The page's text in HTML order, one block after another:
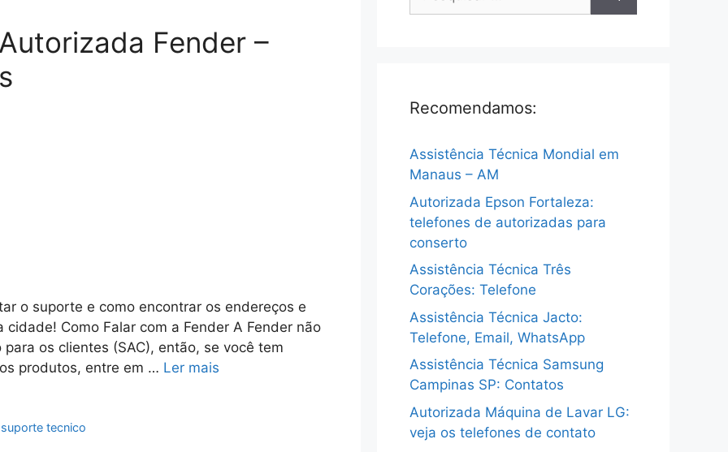
Fender –
o suporte e como encontrar os endereços e
Como Falar com a Fender A Fender não
os clientes (SAC), então, se você tem
produtos, entre em … Ler mais
suporte tecnico
Recomendamos:
Assistência Técnica Mondial em
Manaus – AM
Autorizada Epson Fortaleza:
telefones de autorizadas para
conserto
Assistência Técnica Três
Corações: Telefone
Assistência Técnica Jacto:
Telefone, Email, WhatsApp
Assistência Técnica Samsung
Campinas SP: Contatos
Autorizada Máquina de Lavar LG:
veja os telefones de contato